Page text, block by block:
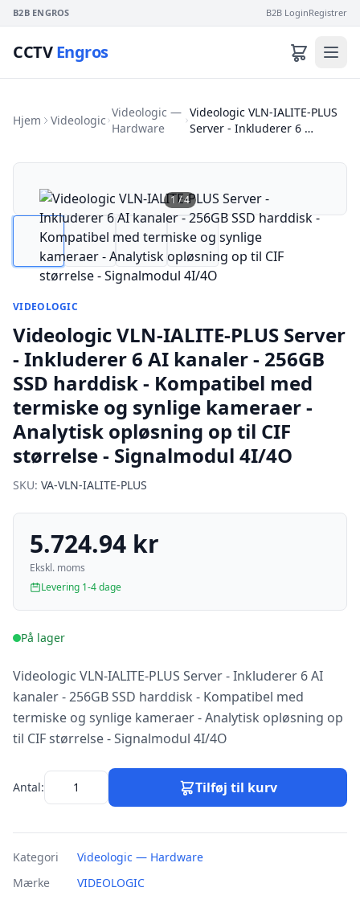
B2B ENGROS B2B LoginRegistrer
CCTVEngros
Hjem Videologic
Videologic —
Hardware
Videologic VLN-IALITE-PLUS
Server - Inkluderer 6 …
1 /4
VIDEOLOGIC
Videologic VLN-IALITE-PLUS Server
- Inkluderer 6 AI kanaler - 256GB
SSD harddisk - Kompatibel med
termiske og synlige kameraer -
Analytisk opløsning op til CIF
størrelse - Signalmodul 4I/4O
SKU: VA-VLN-IALITE-PLUS
5.724.94 kr
Ekskl. moms
Levering 1-4 dage
På lager
Videologic VLN-IALITE-PLUS Server - Inkluderer 6 AI
kanaler - 256GB SSD harddisk - Kompatibel med
termiske og synlige kameraer - Analytisk opløsning op
til CIF størrelse - Signalmodul 4I/4O
Antal: Tilføj til kurv
Kategori
Videologic — Hardware
Mærke
VIDEOLOGIC